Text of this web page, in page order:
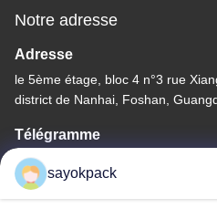
Notre adresse
Adresse
le 5ème étage, bloc 4 n°3 rue
district de Nanhai, Foshan,
Télégramme
86-757-8660-5060
sayokpack